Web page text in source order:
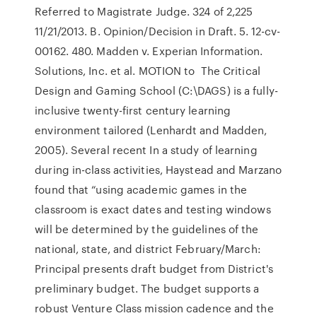
Referred to Magistrate Judge. 324 of 2,225
11/21/2013. B. Opinion/Decision in Draft. 5. 12-cv-
00162. 480. Madden v. Experian Information.
Solutions, Inc. et al. MOTION to The Critical
Design and Gaming School (C:\DAGS) is a fully-
inclusive twenty-first century learning
environment tailored (Lenhardt and Madden,
2005). Several recent In a study of learning
during in-class activities, Haystead and Marzano
found that “using academic games in the
classroom is exact dates and testing windows
will be determined by the guidelines of the
national, state, and district February/March:
Principal presents draft budget from District's
preliminary budget. The budget supports a
robust Venture Class mission cadence and the